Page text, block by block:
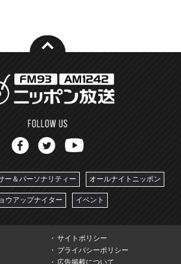
ー＆パーソナリティー オールナイトニッポン
ウアップナイター イベント
サイトポリシー
プライバシーポリシー
広告掲載について